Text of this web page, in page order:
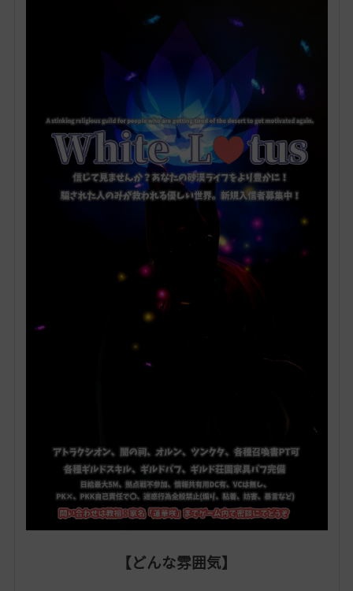
【どんな雰囲気】